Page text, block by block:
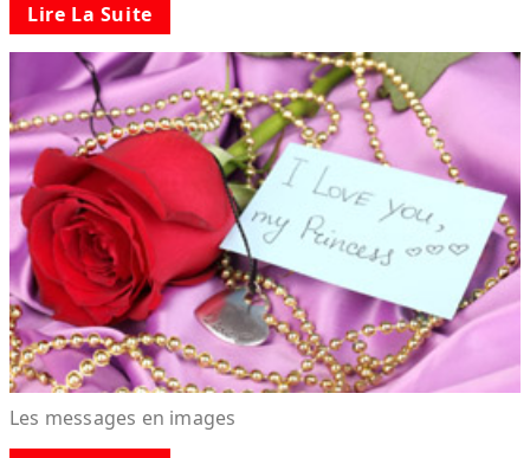
Lire La Suite
Les messages en images